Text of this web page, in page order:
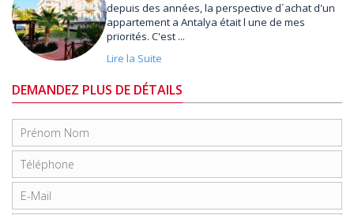
depuis des années, la perspective d´achat d'un
appartement a Antalya était l une de mes
priorités. C'est ...
Lire la Suite
DEMANDEZ PLUS DE DÉTAILS